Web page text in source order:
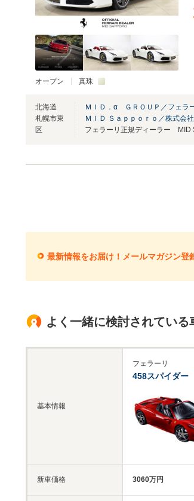
オープン 真珠
北海道
札幌市東
区
ＭＩＤ．α ＧＲＯＵＰ／フェラ
ＭＩＤ Ｓａｐｐｏｒｏ／株式会
フェラーリ正規ディーラー MID
最新情報をお届け！メールマガジン登
よく一緒に検討されている
基本情報
新車価格
フェラーリ
458スパイダー
3060万円